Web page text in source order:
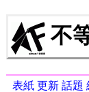
不
表紙 更新 話題